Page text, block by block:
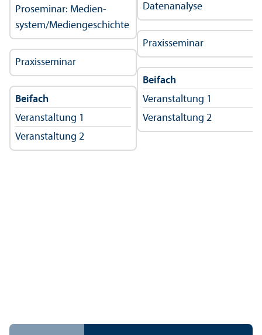
Proseminar: Medien­
system/Mediengeschichte
Praxisseminar
Beifach
Veranstaltung 1
Veranstaltung 2
Datenanalyse
Praxisseminar
Beifach
Veranstaltung 1
Veranstaltung 2